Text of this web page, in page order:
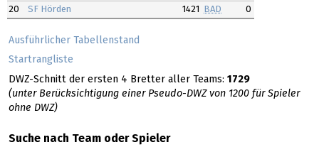
20
SF Hörden 1421 BAD 0
Ausführlicher Tabellenstand
Startrangliste
DWZ-Schnitt der ersten 4 Bretter aller Teams: 1729
(unter Berücksichtigung einer Pseudo-DWZ von 1200 für Spieler
ohne DWZ)
Suche nach Team oder Spieler